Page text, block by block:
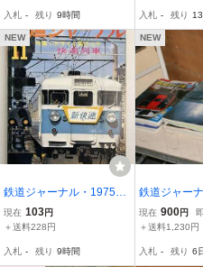
入札 - 残り 9時間 入札 - 残り
NEW
鉄道ジャーナル・1975年
11月号特集・ドライな現
代っ子・快速列車【K257
現在 103円
＋送料228円
入札 - 残り 9時間
NEW
鉄道ジャー
めて(不揃い)
04年】
現在 900円
＋送料1,230円
入札 - 残り 6